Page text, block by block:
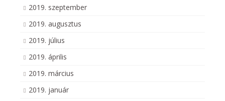
2019. szeptember
2019. augusztus
2019. július
2019. április
2019. március
2019. január